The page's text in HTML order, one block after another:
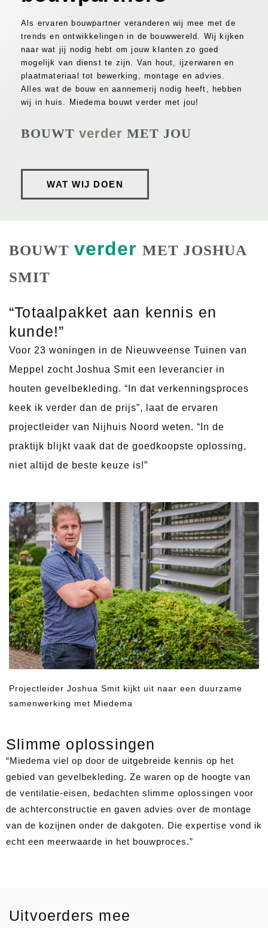
Polytech
Bio-based
Houtindustrie
Straatmeubilair
CNC Frezen
Zagen, schaven & afkorten
Nautic
Freespakketten
Loof- en naaldhout
Scheepsvloeren
Projecten
Projectadvies
Projectbegeleiding
Forza Iza
Meer weten over Miedema?
Referenties
Downloads
Forza Iza gevelbekleding
Wat is Forza Iza?
Monsterbox aanvragen?
Als ervaren bouwpartner veranderen wij mee met de
trends en ontwikkelingen in de bouwwereld. Wij kijken
naar wat jij nodig hebt om jouw klanten zo goed
mogelijk van dienst te zijn. Van hout, ijzerwaren en
plaatmateriaal tot bewerking, montage en advies.
Alles wat de bouw en aannemerij nodig heeft, hebben
wij in huis. Miedema bouwt verder met jou!
BOUWT verder MET JOU
WAT WIJ DOEN
Projectleider Joshua Smit kijkt uit naar een duurzame
samenwerking met Miedema
BOUWT verder MET JOSHUA
SMIT
“Totaalpakket aan kennis en
kunde!”
Voor 23 woningen in de Nieuwveense Tuinen van
Meppel zocht Joshua Smit een leverancier in
houten gevelbekleding. “In dat verkenningsproces
keek ik verder dan de prijs”, laat de ervaren
projectleider van Nijhuis Noord weten. “In de
praktijk blijkt vaak dat de goedkoopste oplossing,
niet altijd de beste keuze is!”
Slimme oplossingen
“Miedema viel op door de uitgebreide kennis op het
gebied van gevelbekleding. Ze waren op de hoogte van
de ventilatie-eisen, bedachten slimme oplossingen voor
de achterconstructie en gaven advies over de montage
van de kozijnen onder de dakgoten. Die expertise vond ik
echt een meerwaarde in het bouwproces.”
Uitvoerders mee